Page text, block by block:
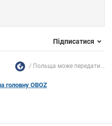
Підписатися
Польща може передати...
головну OBOZ